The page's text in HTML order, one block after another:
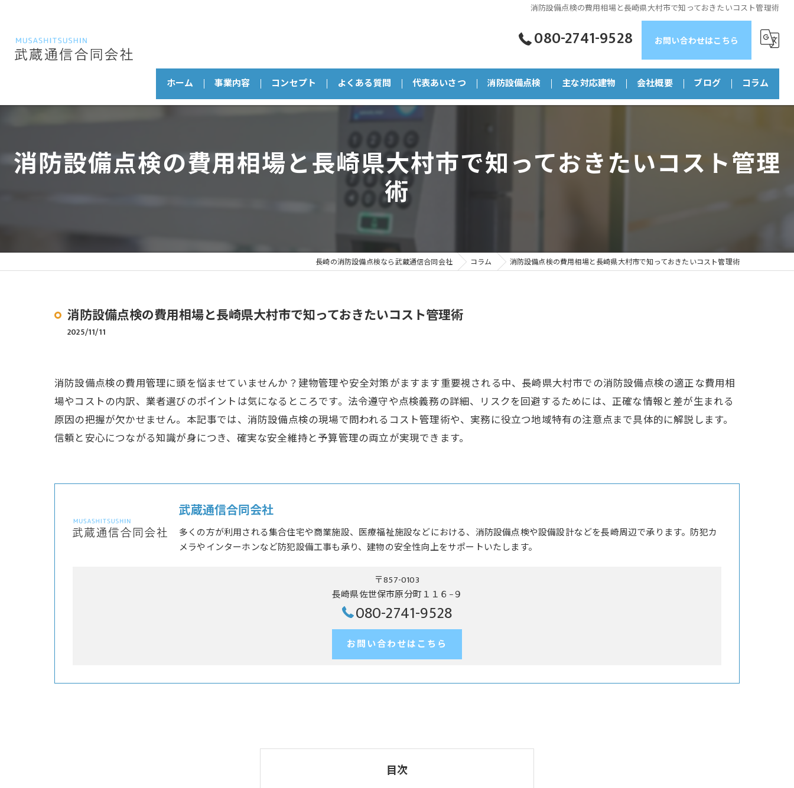
消防設備点検の費用相場と長崎県大村市で知っておきたいコスト管理術
080-2741-9528 お問い合わせはこちら
ホーム 事業内容 コンセプト よくある質問 代表あいさつ 消防設備点検 主な対応建物
店舗
会社概要 ブログ コラム
消防設備点検の費用相場と長崎県大村市で知っておきたいコスト管理
術
長崎の消防設備点検なら武蔵通信合同会社 コラム 消防設備点検の費用相場と長崎県大村市で知っておきたいコスト管理術
消防設備点検の費用相場と長崎県大村市で知っておきたいコスト管理術
2025/11/11
消防設備点検の費用管理に頭を悩ませていませんか？建物管理や安全対策がますます重要視される中、長崎県大村市での消防設備点検の適正な費用相
場やコストの内訳、業者選びのポイントは気になるところです。法令遵守や点検義務の詳細、リスクを回避するためには、正確な情報と差が生まれる
原因の把握が欠かせません。本記事では、消防設備点検の現場で問われるコスト管理術や、実務に役立つ地域特有の注意点まで具体的に解説します。
信頼と安心につながる知識が身につき、確実な安全維持と予算管理の両立が実現できます。
武蔵通信合同会社
多くの方が利用される集合住宅や商業施設、医療福祉施設などにおける、消防設備点検や設備設計などを長崎周辺で承ります。防犯カ
メラやインターホンなど防犯設備工事も承り、建物の安全性向上をサポートいたします。
〒857-0103
長崎県佐世保市原分町１１６−９
080-2741-9528
お問い合わせはこちら
目次